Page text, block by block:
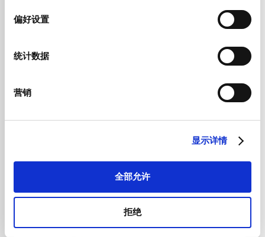
偏好设置
统计数据
营销
显示详情
全部允许
拒绝
4799规格书